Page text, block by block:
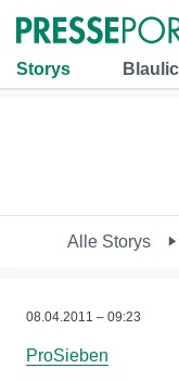
Storys
Alle Storys
08.04.2011 – 09:23
ProSieben